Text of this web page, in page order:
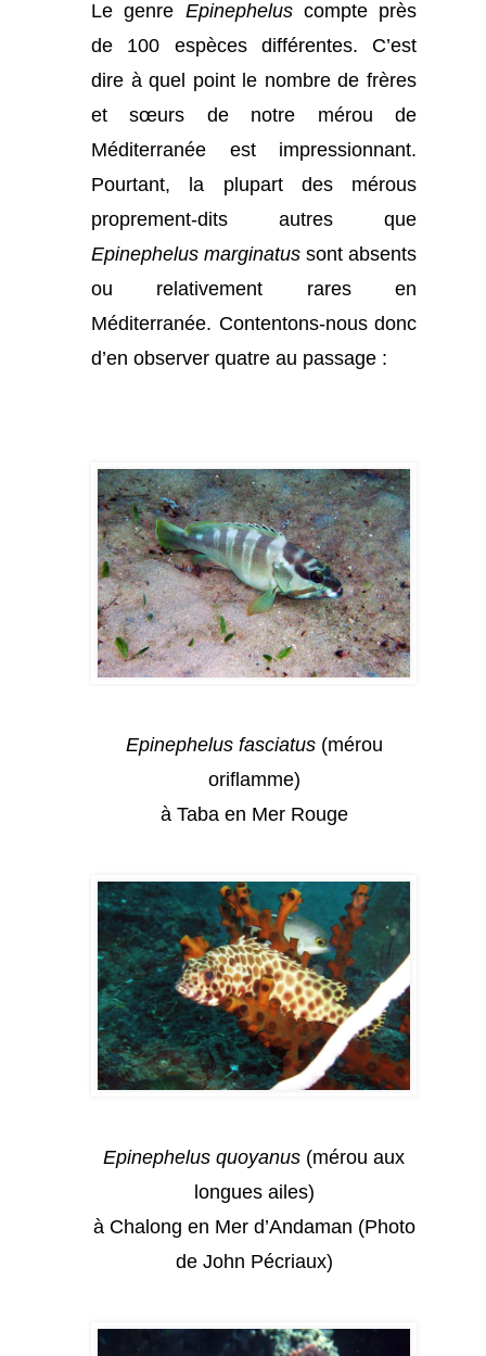
Le genre Epinepheluscompte près
de 100 espèces différentes. C’est
dire à quel point le nombre de frères
et sœurs de notre mérou de
Méditerranée est impressionnant.
Pourtant, la plupart des mérous
proprement-dits autres que
Epinephelus marginatus sont absents
ou relativement rares en
Méditerranée. Contentons-nous donc
d’en observer quatre au passage :
Epinephelus fasciatus (mérou
oriflamme)
à Taba en Mer Rouge
Epinephelus quoyanus (mérou aux
longues ailes)
à Chalong en Mer d’Andaman (Photo
de John Pécriaux)